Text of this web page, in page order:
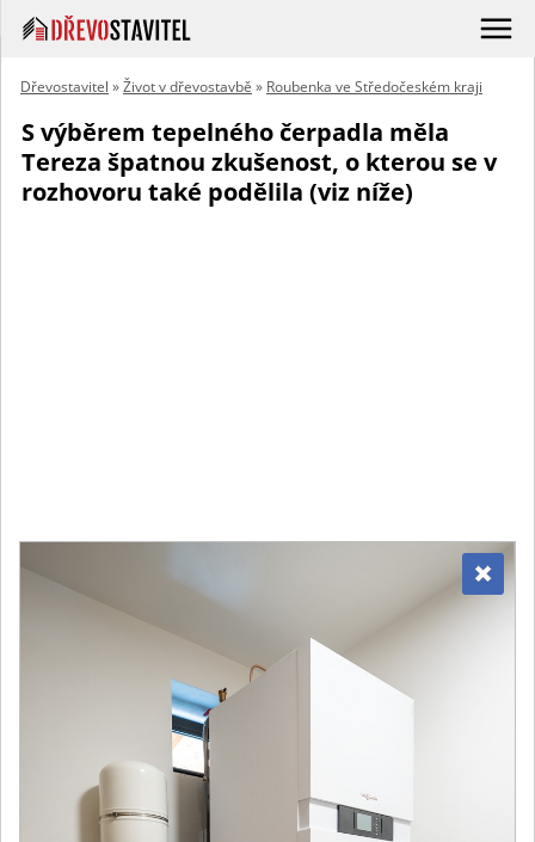
Dřevostavitel »Život v dřevostavbě » Roubenka ve Středočeském kraji
S výběrem tepelného čerpadla měla
Tereza špatnou zkušenost, o kterou se v
rozhovoru také podělila (viz níže)